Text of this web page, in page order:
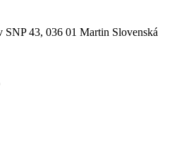
43, 036 01 Martin Slovenská